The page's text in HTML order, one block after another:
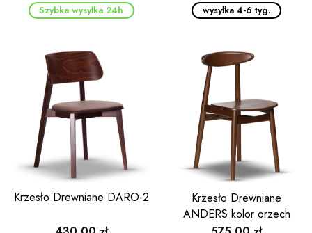
Szybka wysyłka 24h wysyłka 4-6 tyg.
Krzesło Drewniane DARO-2
Krzesło Drewniane
ANDERS kolor orzech